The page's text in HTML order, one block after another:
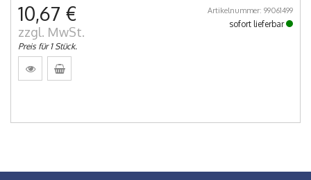
10,67 €
zzgl. MwSt.
Preis für 1 Stück.
Artikelnummer: 99061499
sofort lieferbar